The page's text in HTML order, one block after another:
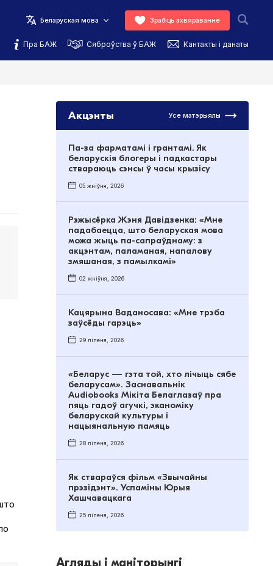
Беларуская мова Зрабіць ахвяраванне
Пра БАЖ Сяброўства ў БАЖ Кантакты і данаты
Акцэнты Усе матэрыялы
Па-за фарматамі і грантамі. Як
беларускія блогеры і падкастары
ствараюць сэнсы ў часы крызісу
05 жніўня, 2026
Рэжысёрка Жэня Давідзенка: «Мне
падабаецца, што беларуская мова
можа жыць па-сапраўднаму: з
акцэнтам, паламаная, напалову
змяшаная, з памылкамі»
02 жніўня, 2026
Кацярына Ваданосава: «Мне трэба
заўсёды гарэць»
29 ліпеня, 2026
«Беларус — гэта той, хто лічыць сябе
беларусам». Заснавальнік
Audiobooks Мікіта Белаглазаў пра
пяць гадоў агучкі, эканоміку
беларускай культуры і
нацыянальную памяць
28 ліпеня, 2026
Як ствараўся фільм «Звычайны
прэзідэнт». Успаміны Юрыя
Хашчавацкага
25 ліпеня, 2026
Агляды і маніторынгі